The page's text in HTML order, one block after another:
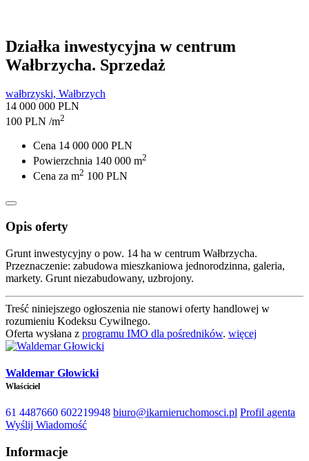
Działka inwestycyjna w centrum
Wałbrzycha. Sprzedaż
wałbrzyski, Wałbrzych
14 000 000 PLN
100 PLN /m2
Cena 14 000 000 PLN
Powierzchnia 140 000 m2
Cena za m2 100 PLN
Opis oferty
Grunt inwestycyjny o pow. 14 ha w centrum Wałbrzycha.
Przeznaczenie: zabudowa mieszkaniowa jednorodzinna, galeria,
markety. Grunt niezabudowany, uzbrojony.
Treść niniejszego ogłoszenia nie stanowi oferty handlowej w
rozumieniu Kodeksu Cywilnego.
Oferta wysłana z programu IMO dla pośredników. więcej
Waldemar Głowicki
Właściciel
61 4487660 602219948 biuro@ikarnieruchomosci.pl Profil agenta
Wyślij Wiadomość
Informacje